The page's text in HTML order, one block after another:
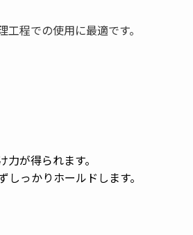
程での使用に最適です。
が得られます。
っかりホールドします。